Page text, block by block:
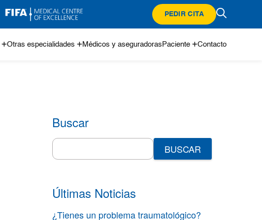
PEDIR CITA
Otras especialidades Médicos y aseguradoras Paciente Contacto
Buscar
Search
for:
Últimas Noticias
¿Tienes un problema traumatológico?